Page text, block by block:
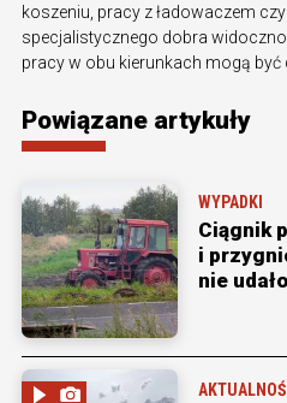
koszeniu, pracy z ładowaczem
specjalistycznego dobra
pracy w obu kierunkach mogą być
Powiązane artykuły
WYPADKI
Ciągnik
i
nie